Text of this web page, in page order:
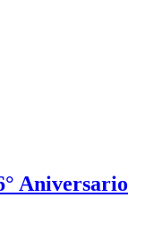
Aniversario